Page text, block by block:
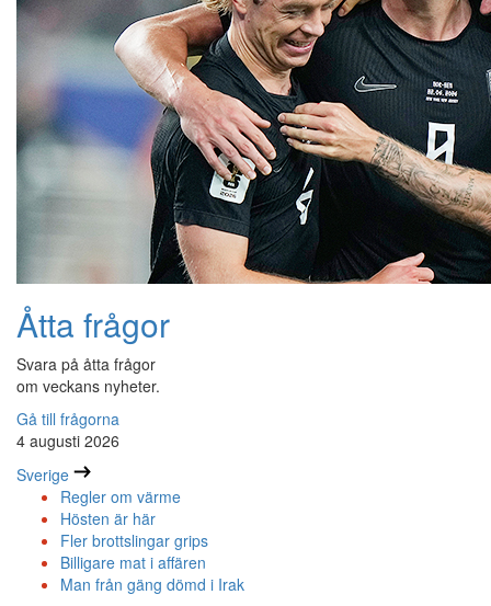
Åtta frågor
Svara på åtta frågor
om veckans nyheter.
Gå till frågorna
4 augusti 2026
Sverige
Regler om värme
Hösten är här
Fler brottslingar grips
Billigare mat i affären
Man från gäng dömd i Irak